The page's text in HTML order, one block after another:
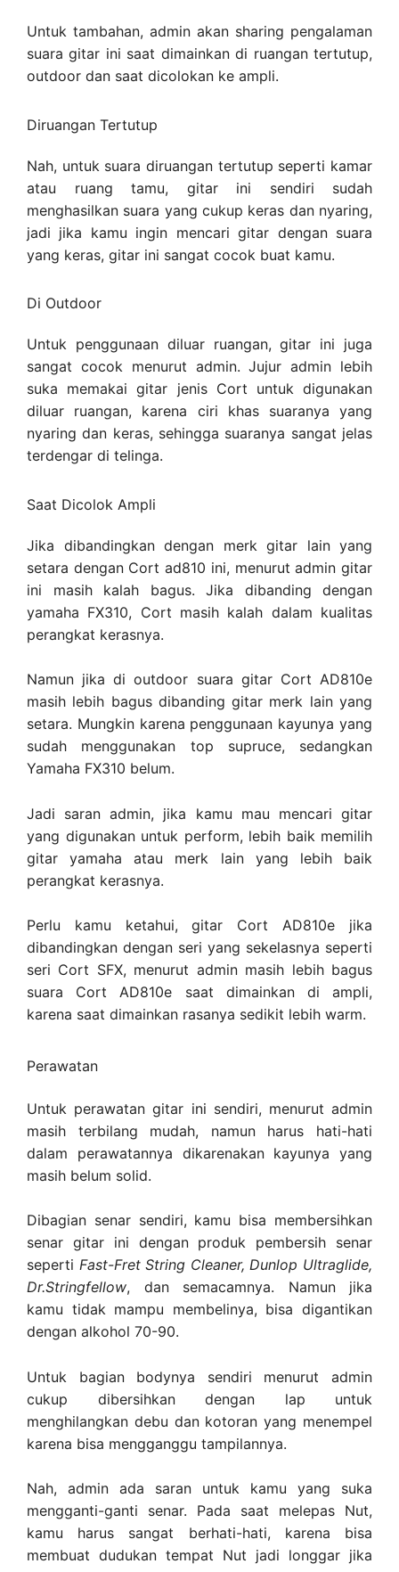
Untuk tambahan, admin akan sharing pengalaman
suara gitar ini saat dimainkan di ruangan tertutup,
outdoor dan saat dicolokan ke ampli.
Diruangan Tertutup
Nah, untuk suara diruangan tertutup seperti kamar
atau ruang tamu, gitar ini sendiri sudah
menghasilkan suara yang cukup keras dan nyaring,
jadi jika kamu ingin mencari gitar dengan suara
yang keras, gitar ini sangat cocok buat kamu.
Di Outdoor
Untuk penggunaan diluar ruangan, gitar ini juga
sangat cocok menurut admin. Jujur admin lebih
suka memakai gitar jenis Cort untuk digunakan
diluar ruangan, karena ciri khas suaranya yang
nyaring dan keras, sehingga suaranya sangat jelas
terdengar di telinga.
Saat Dicolok Ampli
Jika dibandingkan dengan merk gitar lain yang
setara dengan Cort ad810 ini, menurut admin gitar
ini masih kalah bagus. Jika dibanding dengan
yamaha FX310, Cort masih kalah dalam kualitas
perangkat kerasnya.
Namun jika di outdoor suara gitar Cort AD810e
masih lebih bagus dibanding gitar merk lain yang
setara. Mungkin karena penggunaan kayunya yang
sudah menggunakan top supruce, sedangkan
Yamaha FX310 belum.
Jadi saran admin, jika kamu mau mencari gitar
yang digunakan untuk perform, lebih baik memilih
gitar yamaha atau merk lain yang lebih baik
perangkat kerasnya.
Perlu kamu ketahui, gitar Cort AD810e jika
dibandingkan dengan seri yang sekelasnya seperti
seri Cort SFX, menurut admin masih lebih bagus
suara Cort AD810e saat dimainkan di ampli,
karena saat dimainkan rasanya sedikit lebih warm.
Perawatan
Untuk perawatan gitar ini sendiri, menurut admin
masih terbilang mudah, namun harus hati-hati
dalam perawatannya dikarenakan kayunya yang
masih belum solid.
Dibagian senar sendiri, kamu bisa membersihkan
senar gitar ini dengan produk pembersih senar
seperti Fast-Fret String Cleaner, Dunlop Ultraglide,
Dr.Stringfellow, dan semacamnya. Namun jika
kamu tidak mampu membelinya, bisa digantikan
dengan alkohol 70-90.
Untuk bagian bodynya sendiri menurut admin
cukup dibersihkan dengan lap untuk
menghilangkan debu dan kotoran yang menempel
karena bisa mengganggu tampilannya.
Nah, admin ada saran untuk kamu yang suka
mengganti-ganti senar. Pada saat melepas Nut,
kamu harus sangat berhati-hati, karena bisa
membuat dudukan tempat Nut jadi longgar jika